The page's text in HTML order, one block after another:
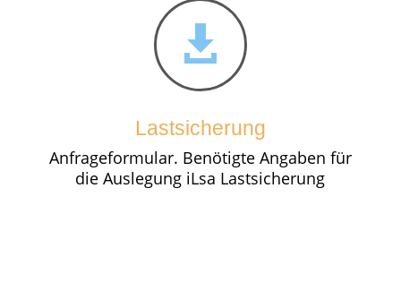

Lastsicherung
Anfrageformular. Benötigte Angaben für
die Auslegung iLsa Lastsicherung